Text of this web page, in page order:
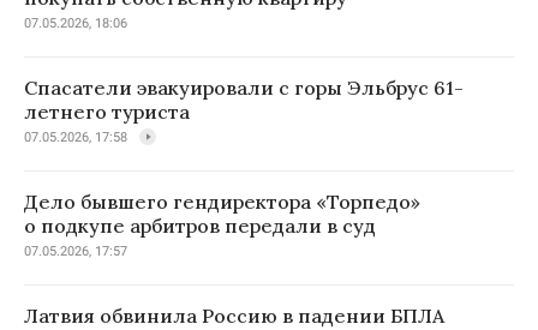
07.05.2026, 18:06
Спасатели эвакуировали с горы Эльбрус 61-
летнего туриста
07.05.2026, 17:58
Дело бывшего гендиректора «Торпедо»
о подкупе арбитров передали в суд
07.05.2026, 17:57
Латвия обвинила Россию в падении БПЛА